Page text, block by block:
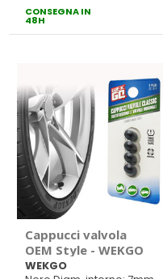
CONSEGNA IN
48H
Cappucci valvola
OEM Style - WEKGO
WEKGO